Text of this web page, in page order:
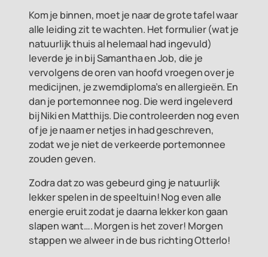
Kom je binnen, moet je naar de grote tafel waar
alle leiding zit te wachten. Het formulier (wat je
natuurlijk thuis al helemaal had ingevuld)
leverde je in bij Samantha en Job, die je
vervolgens de oren van hoofd vroegen over je
medicijnen, je zwemdiploma’s en allergieën. En
dan je portemonnee nog. Die werd ingeleverd
bij Niki en Matthijs. Die controleerden nog even
of je je naam er netjes in had geschreven,
zodat we je niet de verkeerde portemonnee
zouden geven.
Zodra dat zo was gebeurd ging je natuurlijk
lekker spelen in de speeltuin! Nog even alle
energie eruit zodat je daarna lekker kon gaan
slapen want…. Morgen is het zover! Morgen
stappen we alweer in de bus richting Otterlo!